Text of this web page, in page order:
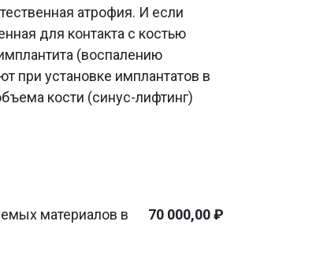
атрофия. И если
для контакта с костью
(воспалению
при установке имплантатов в
кости (синус-лифтинг)
материалов в
70 000,00 ₽